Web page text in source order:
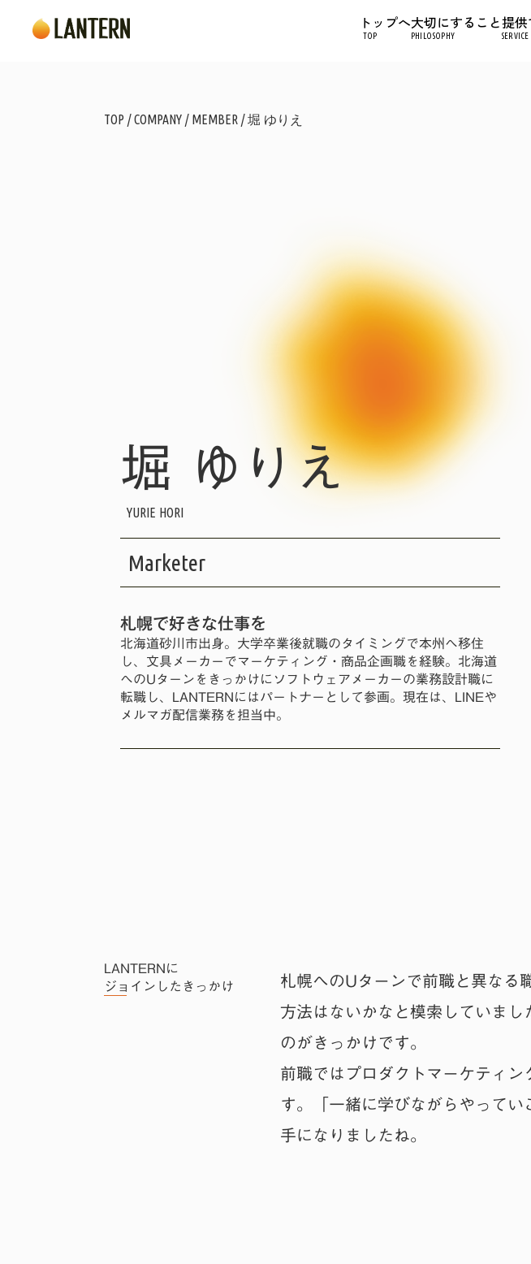
トップへ
TOP
大切にすること
PHILOSOPHY
提供
SERVICE
TOP /COMPANY/ MEMBER/堀 ゆりえ
堀 ゆりえ
YURIE HORI
Marketer
札幌で好きな仕事を
北海道砂川市出身。大学卒業後就職のタイミングで本州へ移住
し、文具メーカーでマーケティング・商品企画職を経験。北海道
へのUターンをきっかけにソフトウェアメーカーの業務設計職に
転職し、LANTERNにはパートナーとして参画。現在は、LINEや
メルマガ配信業務を担当中。
LANTERNに
ジョインしたきっかけ
札幌へのUターンで前職と異な
方法はないかなと模索していま
のがきっかけです。
前職ではプロダクトマーケティ
す。「一緒に学びながらやって
手になりましたね。